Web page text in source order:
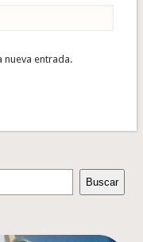
nueva entrada.
Buscar